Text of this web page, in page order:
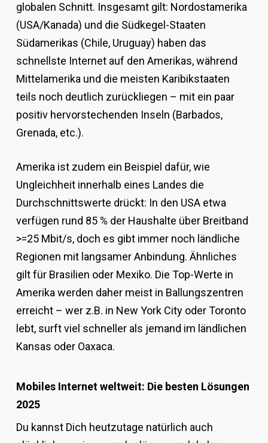
globalen Schnitt. Insgesamt gilt: Nordostamerika
(USA/Kanada) und die Südkegel-Staaten
Südamerikas (Chile, Uruguay) haben das
schnellste Internet auf den Amerikas, während
Mittelamerika und die meisten Karibikstaaten
teils noch deutlich zurückliegen – mit ein paar
positiv hervorstechenden Inseln (Barbados,
Grenada, etc.).
Amerika ist zudem ein Beispiel dafür, wie
Ungleichheit innerhalb eines Landes die
Durchschnittswerte drückt: In den USA etwa
verfügen rund 85 % der Haushalte über Breitband
>=25 Mbit/s, doch es gibt immer noch ländliche
Regionen mit langsamer Anbindung. Ähnliches
gilt für Brasilien oder Mexiko. Die Top-Werte in
Amerika werden daher meist in Ballungszentren
erreicht – wer z.B. in New York City oder Toronto
lebt, surft viel schneller als jemand im ländlichen
Kansas oder Oaxaca.
Mobiles Internet weltweit: Die besten Lösungen
2025
Du kannst Dich heutzutage natürlich auch